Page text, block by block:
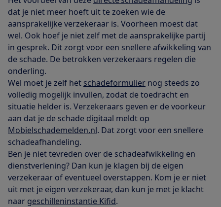
dat je niet meer hoeft uit te zoeken wie de
aansprakelijke verzekeraar is. Voorheen moest dat
wel. Ook hoef je niet zelf met de aansprakelijke partij
in gesprek. Dit zorgt voor een snellere afwikkeling van
de schade. De betrokken verzekeraars regelen die
onderling.
Wel moet je zelf het schadeformulier nog steeds zo
volledig mogelijk invullen, zodat de toedracht en
situatie helder is. Verzekeraars geven er de voorkeur
aan dat je de schade digitaal meldt op
Mobielschademelden.nl. Dat zorgt voor een snellere
schadeafhandeling.
Ben je niet tevreden over de schadeafwikkeling en
dienstverlening? Dan kun je klagen bij de eigen
verzekeraar of eventueel overstappen. Kom je er niet
uit met je eigen verzekeraar, dan kun je met je klacht
naar geschilleninstantie Kifid.